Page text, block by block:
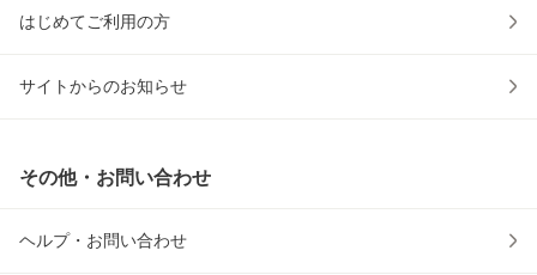
はじめてご利用の方
サイトからのお知らせ
その他・お問い合わせ
ヘルプ・お問い合わせ